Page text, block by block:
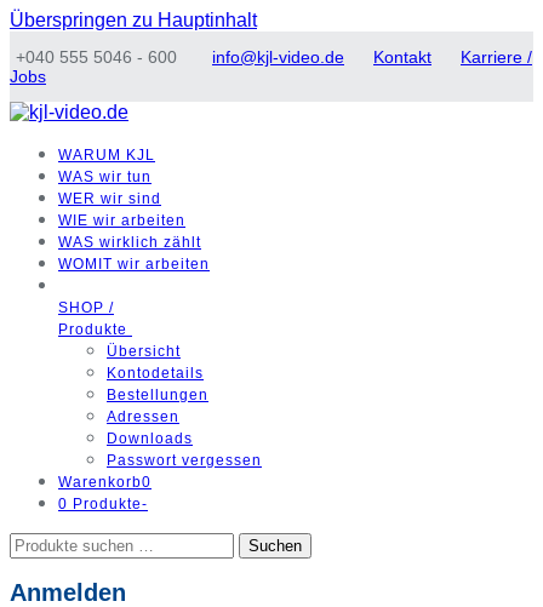
Überspringen zu Hauptinhalt
+040 555 5046 - 600 info@kjl-video.de Kontakt
Karriere /
Jobs
WARUM
KJL
WAS wir tun
WER wir sind
WIE wir arbeiten
WAS wirklich zählt
WOMIT wir arbeiten
SHOP /
Produkte
Übersicht
Kontodetails
Bestellungen
Adressen
Downloads
Passwort vergessen
Warenkorb0
0 Produkte-
Suchen
nach:
Suchen
Anmelden